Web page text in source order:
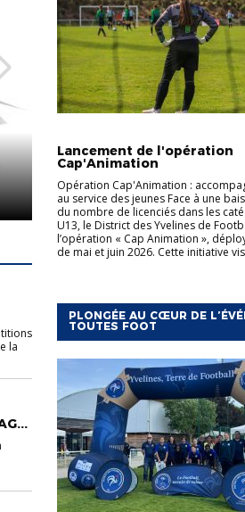
U13 -
LES
la
Lancement de l'opération
Cap'Animation
Opération Cap'Animation :
au service des jeunes Face à une
du nombre de licenciés dans les
U13, le District des Yvelines de
l’opération « Cap Animation »,
de mai et juin 2026. Cette initiative
PLONGÉE AU CŒUR DE
TOUTES FOOT